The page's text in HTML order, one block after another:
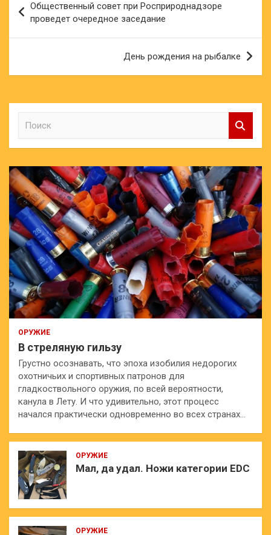
по
записям
Общественный совет при Росприроднадзоре
проведет очередное заседание
День рождения на рыбалке
к
ОРУЖИЕ
В стреляную гильзу
Грустно осознавать, что эпоха изобилия недорогих
охотничьих и спортивных патронов для
гладкоствольного оружия, по всей вероятности,
канула в Лету. И что удивительно, этот процесс
начался практически одновременно во всех странах…
ОРУЖИЕ
Мал, да удал. Ножи категории EDC
ОРУЖИЕ